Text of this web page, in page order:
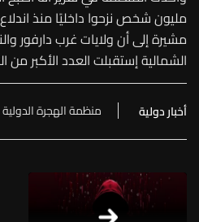
مشيرة إلى أن ولايات غرب دارفور
الشمالية إستقبلت العدد الأكبر من
أخبار دولية منظمة الهجرة الدولية